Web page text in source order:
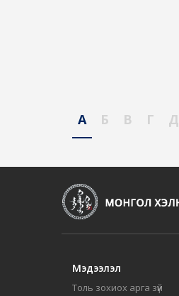
А Б В Г Д
Мэдээлэл
Толь зохиох арга зүй